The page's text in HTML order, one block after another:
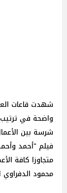
شهدت قاعات
واضحة في
شرسة بين
فيلم "أحمد
متجاوزا كافة
محمود